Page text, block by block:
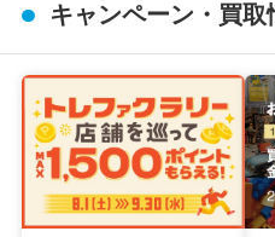
キャンペーン・買取